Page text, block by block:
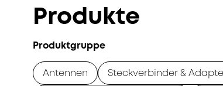
Produkte
Produktgruppe
Antennen Steckverbinder &